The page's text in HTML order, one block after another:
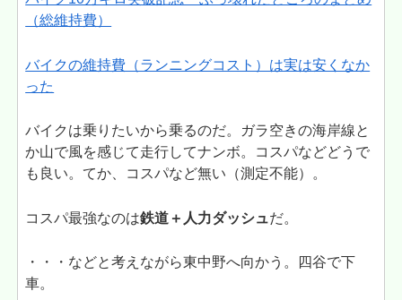
（総維持費）
バイクの維持費（ランニングコスト）は実は安くなか
った
バイクは乗りたいから乗るのだ。ガラ空きの海岸線と
か山で風を感じて走行してナンボ。コスパなどどうで
も良い。てか、コスパなど無い（測定不能）。
コスパ最強なのは鉄道＋人力ダッシュだ。
・・・などと考えながら東中野へ向かう。四谷で下
車。